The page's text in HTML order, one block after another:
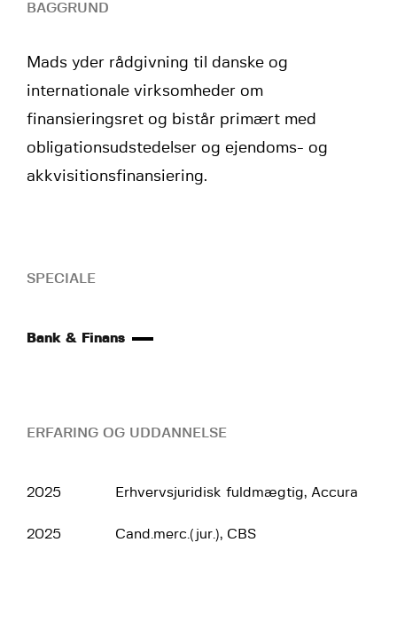
BAGGRUND
Mads yder rådgivning til danske og
internationale virksomheder om
finansieringsret og bistår primært med
obligationsudstedelser og ejendoms- og
akkvisitionsfinansiering.
SPECIALE
Bank & Finans
ERFARING OG UDDANNELSE
2025 Erhvervsjuridisk fuldmægtig, Accura
2025 Cand.merc.(jur.), CBS